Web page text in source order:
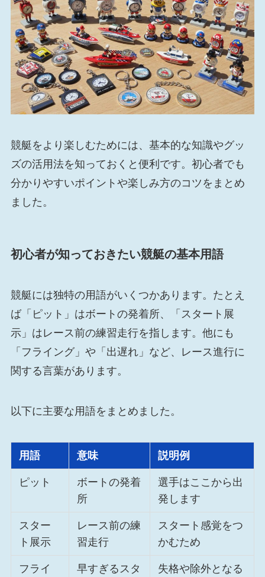
競艇をより楽しむためには、基本的な知識やグッ
ズの活用法を知っておくと便利です。初心者でも
分かりやすいポイントや楽しみ方のコツをまとめ
ました。
初心者が知っておきたい競艇の基本用語
競艇には独特の用語がいくつかあります。たとえ
ば「ピット」はボートの発着所、「スタート展
示」はレース前の練習走行を指します。他にも
「フライング」や「出遅れ」など、レース進行に
関する言葉があります。
以下に主要な用語をまとめました。
用語 意味 説明例
ピット
ボートの発着
所
選手はここから出
発します
スター
ト展示
レース前の練
習走行
スタート感覚をつ
かむため
フライ 早すぎるスタ 失格や除外となる